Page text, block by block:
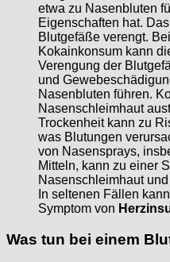
etwa zu Nasenbluten
Eigenschaften hat.
Blutgefäße verengt.
Kokainkonsum kann
Verengung der
und
Nasenbluten führen.
Nasenschleimhaut
Trockenheit kann zu
was Blutungen
von Nasensprays,
Mitteln, kann zu einer
Nasenschleimhaut
In seltenen Fällen
Symptom von
Was tun bei einem